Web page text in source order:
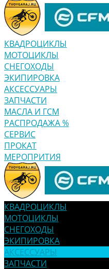
КВАДРОЦИКЛЫ
МОТОЦИКЛЫ
СНЕГОХОДЫ
ЭКИПИРОВКА
АКСЕССУАРЫ
ЗАПЧАСТИ
МАСЛА И ГСМ
РАСПРОДАЖА %
СЕРВИС
ПРОКАТ
МЕРОПРИТИЯ
КВАДРОЦИКЛЫ
МОТОЦИКЛЫ
СНЕГОХОДЫ
ЭКИПИРОВКА
АКСЕССУАРЫ
ЗАПЧАСТИ